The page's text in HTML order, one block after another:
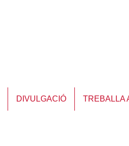
DIVULGACIÓ TREBALLA